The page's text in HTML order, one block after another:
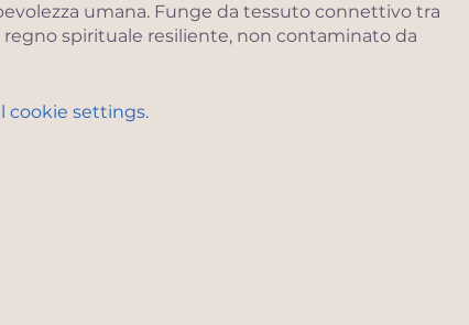
umana. Funge da tessuto connettivo tra
regno spirituale resiliente, non contaminato da
risorsa spirituale che rende indipendenti e
cookie settings.